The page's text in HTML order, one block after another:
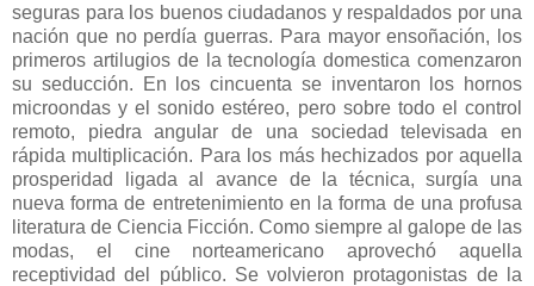
seguras para los buenos ciudadanos y respaldados por una
nación que no perdía guerras. Para mayor ensoñación, los
primeros artilugios de la tecnología domestica comenzaron
su seducción. En los cincuenta se inventaron los hornos
microondas y el sonido estéreo, pero sobre todo el control
remoto, piedra angular de una sociedad televisada en
rápida multiplicación. Para los más hechizados por aquella
prosperidad ligada al avance de la técnica, surgía una
nueva forma de entretenimiento en la forma de una profusa
literatura de Ciencia Ficción. Como siempre al galope de las
modas, el cine norteamericano aprovechó aquella
receptividad del público. Se volvieron protagonistas de la